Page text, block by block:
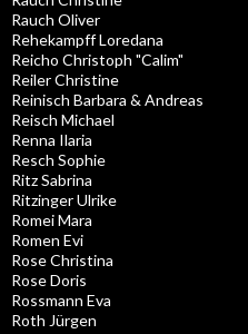
Rauch Oliver
Rehekampff Loredana
Reicho Christoph "Calim"
Reiler Christine
Reinisch Barbara & Andreas
Reisch Michael
Renna Ilaria
Resch Sophie
Ritz Sabrina
Ritzinger Ulrike
Romei Mara
Romen Evi
Rose Christina
Rose Doris
Rossmann Eva
Roth Jürgen